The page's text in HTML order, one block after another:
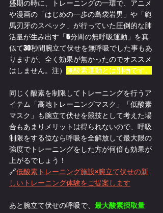
盛期の時に、トレーニングの一環で、アニメ
や漫画の「はじめの一歩の島袋岩男」や「範
馬刃牙のスペック」が行っていた圧倒的な肺
活量が生み出す「5分間の無呼吸運動」を真
似て30秒間腕立て伏せを無呼吸でした事もあ
りますが、全く効果が無かったのでオススメ
はしません。注） 無酸素運動とは別物です。
同じく酸素を制限してトレーニングを行うア
イテム「高地トレーニングマスク」「低酸素
マスク」も腕立て伏せを競技として考えた場
合もあまりメリットは得られないので、呼吸
制限をする位なら呼吸を全解放して最大限の
強度でトレーニングをした方が何倍も効果が
上がるでしょう！
🔗低酸素トレーニング施設×腕立て伏せの新
しいトレーニング体験をご提案します
あと腕立て伏せの呼吸で、 最大酸素摂取量